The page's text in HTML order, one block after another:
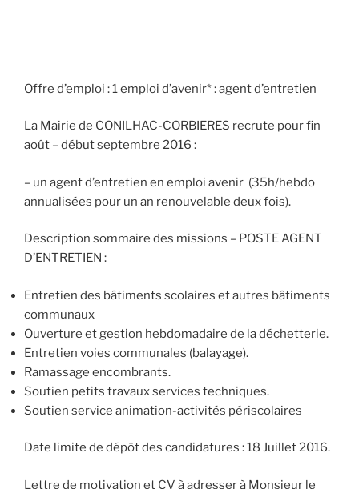
Offre d’emploi : 1 emploi d’avenir* : agent d’entretien
La Mairie de CONILHAC-CORBIERES recrute pour fin
août – début septembre 2016 :
– un agent d’entretien en emploi avenir (35h/hebdo
annualisées pour un an renouvelable deux fois).
Description sommaire des missions – POSTE AGENT
D’ENTRETIEN :
Entretien des bâtiments scolaires et autres bâtiments
communaux
Ouverture et gestion hebdomadaire de la déchetterie.
Entretien voies communales (balayage).
Ramassage encombrants.
Soutien petits travaux services techniques.
Soutien service animation-activités périscolaires
Date limite de dépôt des candidatures : 18 Juillet 2016.
Lettre de motivation et CV à adresser à Monsieur le